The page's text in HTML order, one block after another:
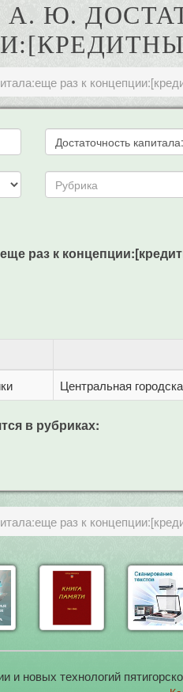
Ю.
раз к
раз к
Центральная
в рубриках:
раз к
и новых технологий